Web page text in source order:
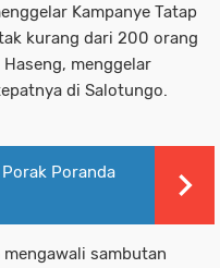
Kampanye Tatap
kurang dari 200 orang
menggelar
di Salotungo.
Poranda
sambutan